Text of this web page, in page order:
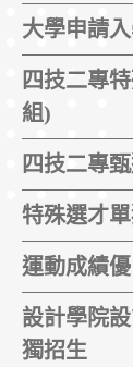
大學申請
四技二專
組)
四技二專
特殊選才
運動成績
設計學院
獨招生